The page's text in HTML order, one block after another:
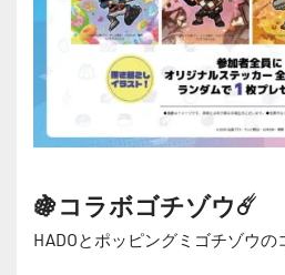
🍇コラボゴチゾウ☄️
HADOとポッピングミゴチゾウの